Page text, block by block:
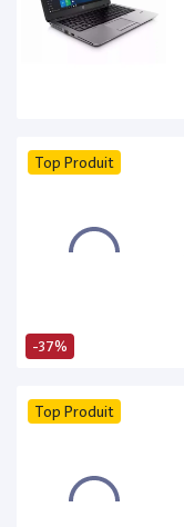
-37%
Top Produit
Top Produit